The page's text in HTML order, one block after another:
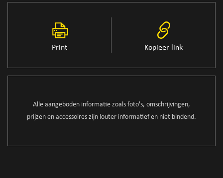
Print Kopieer link
Alle aangeboden informatie zoals foto's, omschrijvingen,
prijzen en accessoires zijn louter informatief en niet bindend.